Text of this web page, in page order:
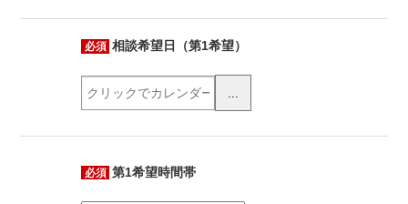
必須 相談希望日（第1希望）
必須 第1希望時間帯